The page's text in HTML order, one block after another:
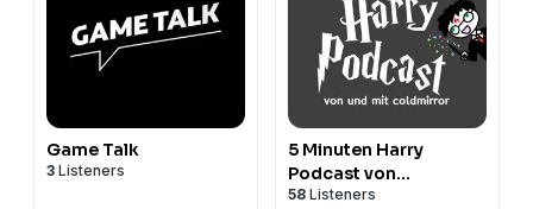
Game Talk
3 Listeners
5 Minuten Harry
Podcast von
Coldmirror
58 Listeners